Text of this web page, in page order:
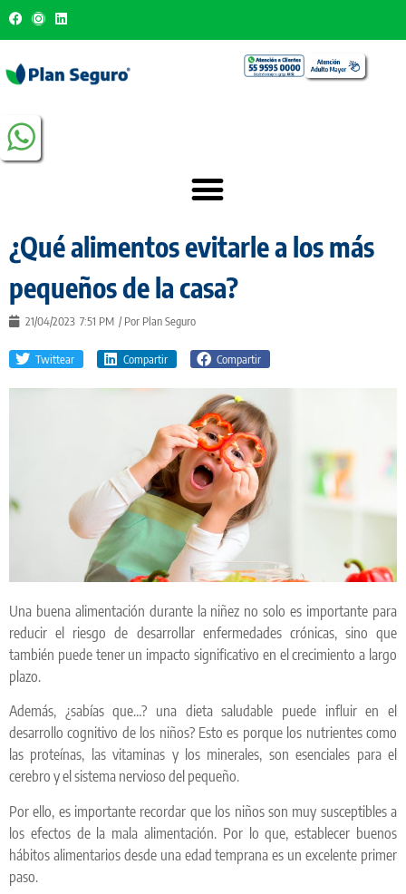
¿Qué alimentos evitarle a los más
pequeños de la casa?
21/04/2023 7:51 PM / Por Plan Seguro
Twittear Compartir Compartir
Una buena alimentación durante la niñez no solo es importante para
reducir el riesgo de desarrollar enfermedades crónicas, sino que
también puede tener un impacto significativo en el crecimiento a largo
plazo.
Además, ¿sabías que…? una dieta saludable puede influir en el
desarrollo cognitivo de los niños? Esto es porque los nutrientes como
las proteínas, las vitaminas y los minerales, son esenciales para el
cerebro y el sistema nervioso del pequeño.
Por ello, es importante recordar que los niños son muy susceptibles a
los efectos de la mala alimentación. Por lo que, establecer buenos
hábitos alimentarios desde una edad temprana es un excelente primer
paso.